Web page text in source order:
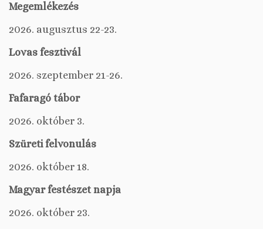
Megemlékezés
2026. augusztus 22-23.
Lovas fesztivál
2026. szeptember 21-26.
Fafaragó tábor
2026. október 3.
Szüreti felvonulás
2026. október 18.
Magyar festészet napja
2026. október 23.